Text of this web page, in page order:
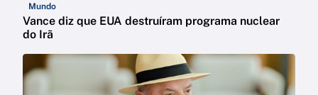
Mundo
Vance diz que EUA destruíram programa nuclear
do Irã